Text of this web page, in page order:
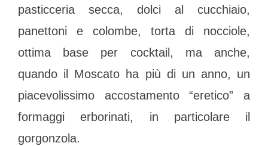
pasticceria secca, dolci al cucchiaio,
panettoni e colombe, torta di nocciole,
ottima base per cocktail, ma anche,
quando il Moscato ha più di un anno, un
piacevolissimo accostamento “eretico” a
formaggi erborinati, in particolare il
gorgonzola.